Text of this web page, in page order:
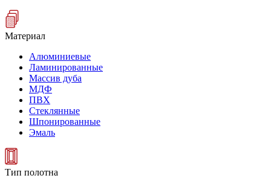
Материал
Алюминиевые
Ламинированные
Массив дуба
МДФ
ПВХ
Стеклянные
Шпонированные
Эмаль
Тип полотна